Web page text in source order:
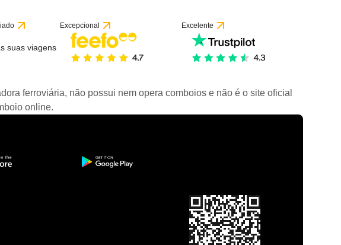
suas viagens
Excepcional Excelente
ferroviária, não possui nem opera comboios e não é o site oficial
online.